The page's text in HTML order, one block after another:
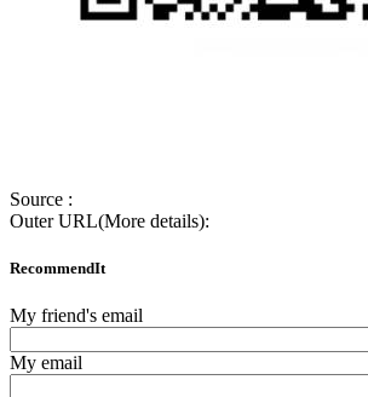
Source :
Outer URL(More details):
RecommendIt
My friend's email
My email